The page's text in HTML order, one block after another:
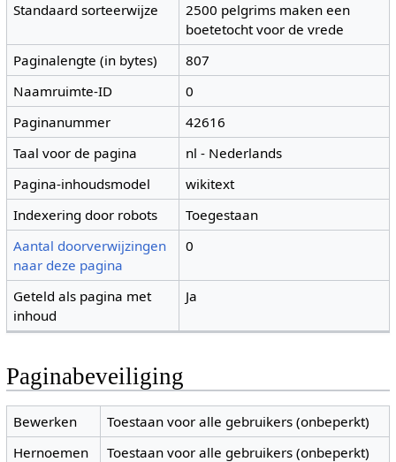
Standaard sorteerwijze
2500 pelgrims maken een
boetetocht voor de vrede
Paginalengte (in bytes)
807
Naamruimte-ID
0
Paginanummer
42616
Taal voor de pagina
nl - Nederlands
Pagina-inhoudsmodel
wikitext
Indexering door robots
Toegestaan
Aantal doorverwijzingen
naar deze pagina
0
Geteld als pagina met
inhoud
Ja
Paginabeveiliging
Bewerken
Toestaan voor alle gebruikers (onbeperkt)
Hernoemen
Toestaan voor alle gebruikers (onbeperkt)